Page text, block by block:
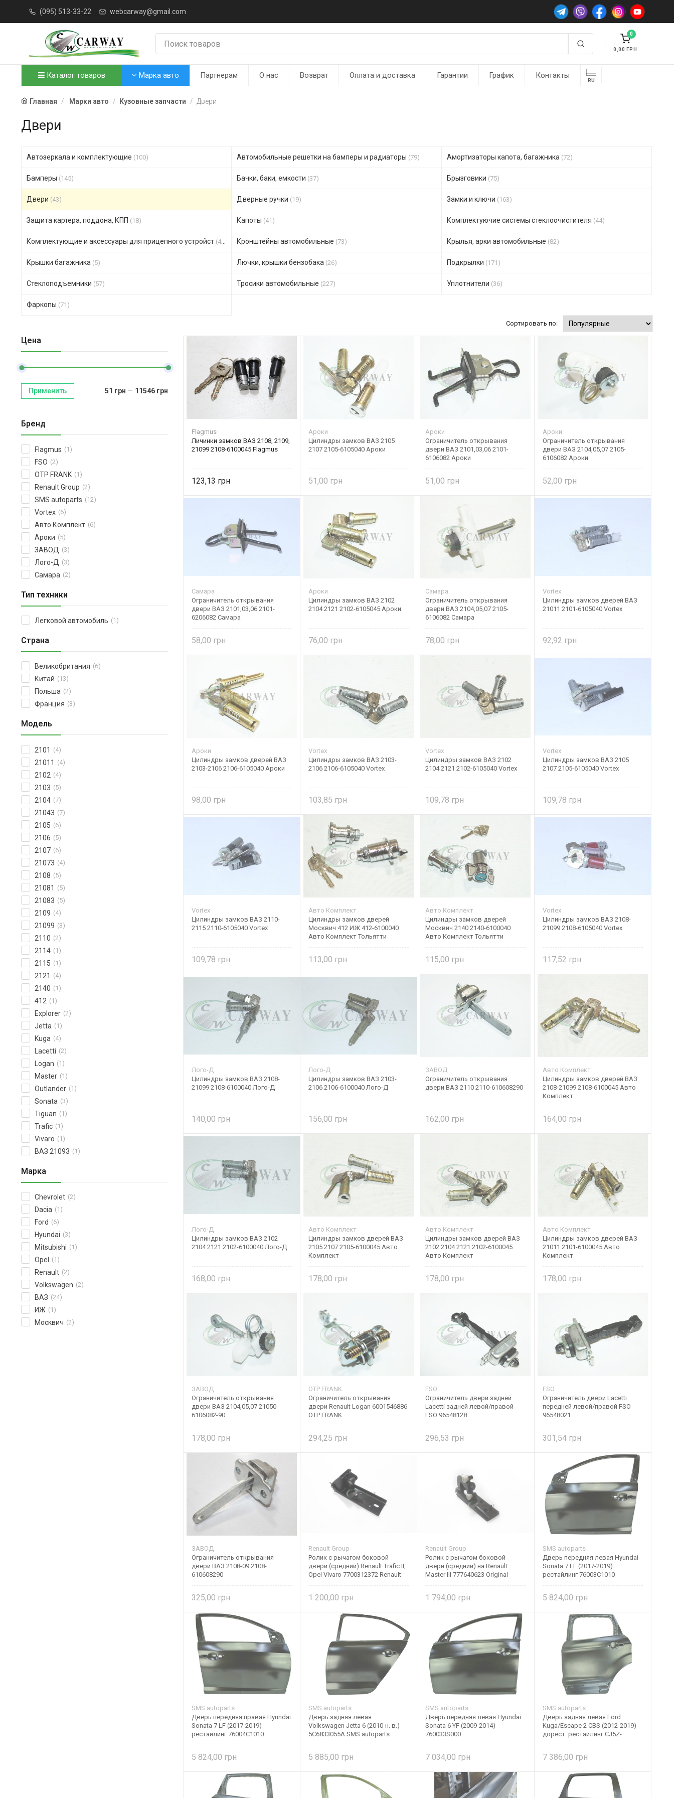
(095) 513-33-22 webcarway@gmail.com
0
0,00
Каталог товаров Марка авто Партнерам О нас Возврат Оплата и доставка Гарантии График Контакты
RU
Главная Марки авто Кузовные запчасти Двери
Двери
Автозеркала и комплектующие (100) Автомобильные решетки на бамперы и радиаторы (79) Амортизаторы капота, багажника (72)
Бамперы (145) Бачки, баки, емкости (37) Брызговики (75)
Двери (43) Дверные ручки (19) Замки и ключи (163)
Защита картера, поддона, КПП (18) Капоты (41) Комплектуючие системы стеклоочистителя (44)
Комплектующие и аксессуары для прицепного устройст (47) Кронштейны автомобильные (73) Крылья, арки автомобильные (82)
Крышки багажника (5) Лючки, крышки бензобака (26) Подкрылки (171)
Стеклоподъемники (57) Тросики автомобильные (227) Уплотнители (36)
Фаркопы (71)
Цена
Применить 51 грн – 11546грн
Бренд
Flagmus (1)
FSO (2)
OTP FRANK (1)
Renault Group (2)
SMS autoparts (12)
Vortex (6)
Авто Комплект (6)
Ароки (5)
ЗАВОД (3)
Лого-Д (3)
Самара (2)
Тип техники
Легковой автомобиль (1)
Страна
Великобритания (6)
Китай (13)
Польша (2)
Франция (3)
Модель
2101 (4)
21011 (4)
2102 (4)
2103 (5)
2104 (7)
21043 (7)
2105 (6)
2106 (5)
2107 (6)
21073 (4)
2108 (5)
21081 (5)
21083 (5)
2109 (4)
21099 (3)
2110 (2)
2114 (1)
2115 (1)
2121 (4)
2140 (1)
412 (1)
Explorer (2)
Jetta (1)
Kuga (4)
Lacetti (2)
Logan (1)
Master (1)
Outlander (1)
Sonata (3)
Tiguan (1)
Trafic (1)
Vivaro (1)
ВАЗ 21093 (1)
Марка
Chevrolet (2)
Dacia (1)
Ford (6)
Hyundai (3)
Mitsubishi (1)
Opel (1)
Renault (2)
Volkswagen (2)
ВАЗ (24)
ИЖ (1)
Москвич (2)
Сортировать по:
Flagmus
Личинки замков ВАЗ 2108, 2109,
21099 2108-6100045 Flagmus
123,13
Ароки
Цилиндры замков ВАЗ 2105
2107 2105-6105040 Ароки
51,00
Ароки
Ограничитель открывания
двери ВАЗ 2101,03,06 2101-
6106082 Ароки
51,00
Ароки
Ограничитель открывания
двери ВАЗ 2104,05,07 2105-
6106082 Ароки
52,00
Самара
Ограничитель открывания
двери ВАЗ 2101,03,06 2101-
6206082 Самара
58,00
Ароки
Цилиндры замков ВАЗ 2102
2104 2121 2102-6105045 Ароки
76,00
Самара
Ограничитель открывания
двери ВАЗ 2104,05,07 2105-
6106082 Самара
78,00
Vortex
Цилиндры замков дверей ВАЗ
21011 2101-6105040 Vortex
92,92
Ароки
Цилиндры замков дверей ВАЗ
2103-2106 2106-6105040 Ароки
98,00
Vortex
Цилиндры замков ВАЗ 2103-
2106 2106-6105040 Vortex
103,85
Vortex
Цилиндры замков ВАЗ 2102
2104 2121 2102-6105040 Vortex
109,78
Vortex
Цилиндры замков ВАЗ 2105
2107 2105-6105040 Vortex
109,78
Vortex
Цилиндры замков ВАЗ 2110-
2115 2110-6105040 Vortex
109,78
Авто Комплект
Цилиндры замков дверей
Москвич 412 ИЖ 412-6100040
Авто Комплект Тольятти
113,00
Авто Комплект
Цилиндры замков дверей
Москвич 2140 2140-6100040
Авто Комплект Тольятти
115,00
Vortex
Цилиндры замков ВАЗ 2108-
21099 2108-6105040 Vortex
117,52
Лого-Д
Цилиндры замков ВАЗ 2108-
21099 2108-6100040 Лого-Д
140,00
Лого-Д
Цилиндры замков ВАЗ 2103-
2106 2106-6100040 Лого-Д
156,00
ЗАВОД
Ограничитель открывания
двери ВАЗ 2110 2110-610608290
162,00
Авто Комплект
Цилиндры замков дверей ВАЗ
2108-21099 2108-6100045 Авто
Комплект
164,00
Лого-Д
Цилиндры замков ВАЗ 2102
2104 2121 2102-6100040 Лого-Д
168,00
Авто Комплект
Цилиндры замков дверей ВАЗ
2105 2107 2105-6100045 Авто
Комплект
178,00
Авто Комплект
Цилиндры замков дверей ВАЗ
2102 2104 2121 2102-6100045
Авто Комплект
178,00
Авто Комплект
Цилиндры замков дверей ВАЗ
21011 2101-6100045 Авто
Комплект
178,00
ЗАВОД
Ограничитель открывания
двери ВАЗ 2104,05,07 21050-
6106082-90
178,00
OTP FRANK
Ограничитель открывания
двери Renault Logan 6001546886
OTP FRANK
294,25
FSO
Ограничитель двери задней
Lacetti задней левой/правой
FSO 96548128
296,53
FSO
Ограничитель двери Lacetti
передней левой/правой FSO
96548021
301,54
ЗАВОД
Ограничитель открывания
двери ВАЗ 2108-09 2108-
610608290
325,00
Renault Group
Ролик с рычагом боковой
двери (средний) Renault Trafic II,
Opel Vivaro 7700312372 Renault
1 200,00
Renault Group
Ролик с рычагом боковой
двери (средний) на Renault
Master III 777640623 Original
1 794,00
SMS autoparts
Дверь передняя левая Hyundai
Sonata 7 LF (2017-2019)
рестайлинг 76003C1010
5 824,00
SMS autoparts
Дверь передняя правая Hyundai
Sonata 7 LF (2017-2019)
рестайлинг 76004C1010
5 824,00
SMS autoparts
Дверь задняя левая
Volkswagen Jetta 6 (2010-н. в.)
5C6833055A SMS autoparts
5 885,00
SMS autoparts
Дверь передняя левая Hyundai
Sonata 6 YF (2009-2014)
760033S000
7 034,00
SMS autoparts
Дверь задняя левая Ford
Kuga/Escape 2 CBS (2012-2019)
дорест. рестайлинг CJ5Z-
7 386,00